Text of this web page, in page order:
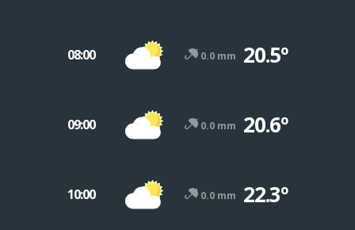
08:00 0.0 mm 20.5º
09:00 0.0 mm 20.6º
10:00 0.0 mm 22.3º